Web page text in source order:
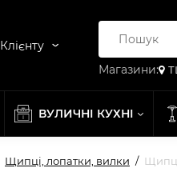
Клієнту
Магазини:
ВУЛИЧНІ КУХНІ
Щипці, лопатки, вилки